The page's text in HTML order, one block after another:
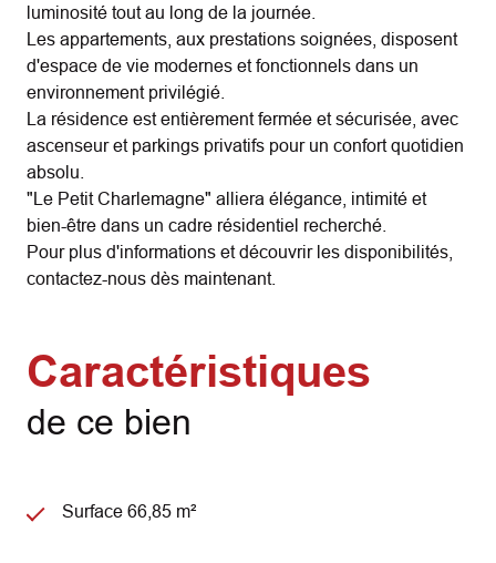
luminosité tout au long de la journée.
Les appartements, aux prestations soignées, disposent
d'espace de vie modernes et fonctionnels dans un
environnement privilégié.
La résidence est entièrement fermée et sécurisée, avec
ascenseur et parkings privatifs pour un confort quotidien
absolu.
"Le Petit Charlemagne" alliera élégance, intimité et
bien-être dans un cadre résidentiel recherché.
Pour plus d'informations et découvrir les disponibilités,
contactez-nous dès maintenant.
Caractéristiques
de ce bien
Surface 66,85 m²